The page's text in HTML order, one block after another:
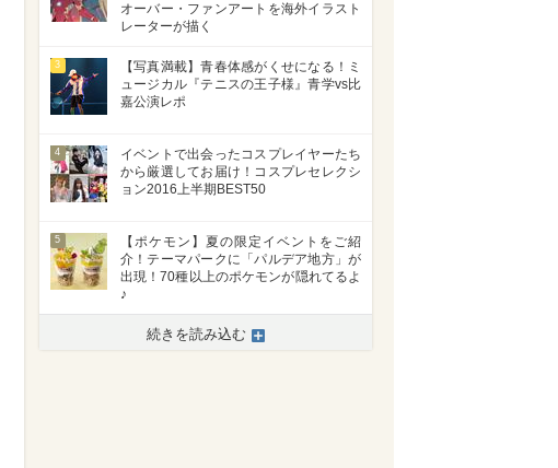
オーバー・ファンアートを海外イラスト
レーターが描く
3
【写真満載】青春体感がくせになる！ミ
ュージカル『テニスの王子様』青学vs比
嘉公演レポ
4
イベントで出会ったコスプレイヤーたち
から厳選してお届け！コスプレセレクシ
ョン2016上半期BEST50
5
【ポケモン】夏の限定イベントをご紹
介！テーマパークに「パルデア地方」が
出現！70種以上のポケモンが隠れてるよ
♪
続きを読み込む